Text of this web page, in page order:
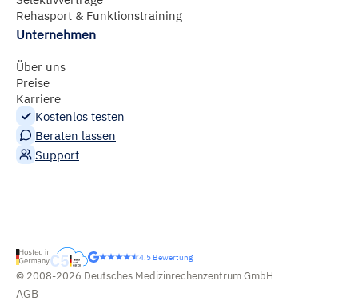
Rehasport & Funktionstraining
Unternehmen
Über uns
Preise
Karriere
Kostenlos testen
Beraten lassen
Support
4.5 Bewertung
© 2008-2026 Deutsches Medizinrechenzentrum GmbH
AGB